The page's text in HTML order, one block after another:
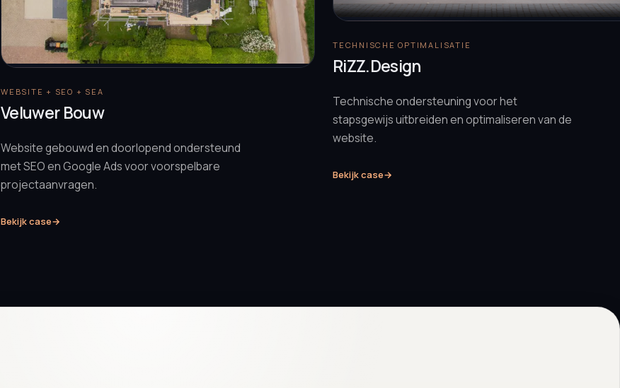
WEBSITE + SEO + SEA
Veluwer Bouw
Website gebouwd en doorlopend ondersteund
met SEO en Google Ads voor voorspelbare
projectaanvragen.
Bekijk case→
TECHNISCHE OPTIMALISATIE
RiZZ.Design
Technische ondersteuning voor het
stapsgewijs uitbreiden en optimaliseren van de
website.
Bekijk case→